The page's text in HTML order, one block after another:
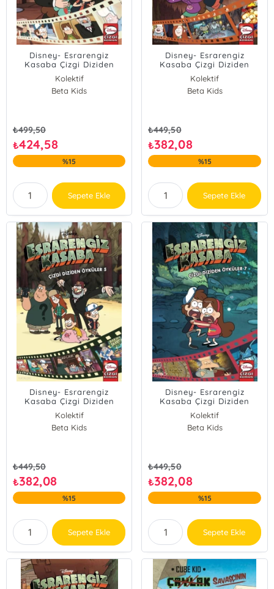
Disney- Esrarengiz
Kasaba Çizgi Diziden
Öyküler 2 (Ciltli)
Kolektif
Beta Kids
₺499,50
₺424,58
%15
Sepete Ekle
Disney- Esrarengiz
Kasaba Çizgi Diziden
Öyküler 4 (Ciltli)
Kolektif
Beta Kids
₺449,50
₺382,08
%15
Sepete Ekle
Disney- Esrarengiz
Kasaba Çizgi Diziden
Öyküler 5 (Ciltli)
Kolektif
Beta Kids
₺449,50
₺382,08
%15
Sepete Ekle
Disney- Esrarengiz
Kasaba Çizgi Diziden
Öyküler 7 (Ciltli)
Kolektif
Beta Kids
₺449,50
₺382,08
%15
Sepete Ekle